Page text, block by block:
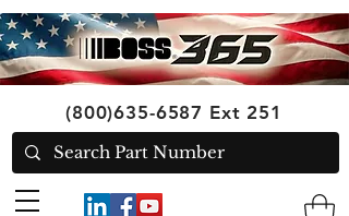
(800)635-6587 Ext 251